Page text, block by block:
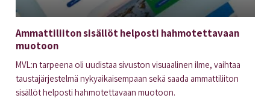
Ammattiliiton sisällöt helposti hahmotettavaan
muotoon
MVL:n tarpeena oli uudistaa sivuston visuaalinen ilme, vaihtaa
taustajärjestelmä nykyaikaisempaan sekä saada ammattiliiton
sisällöt helposti hahmotettavaan muotoon.